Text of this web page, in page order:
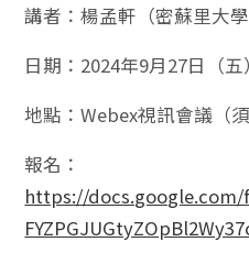
講者：楊孟軒（密蘇里大學
日期：2024年9月27日（
地點：Webex視訊會議（須
報名：
https://docs.google.com/